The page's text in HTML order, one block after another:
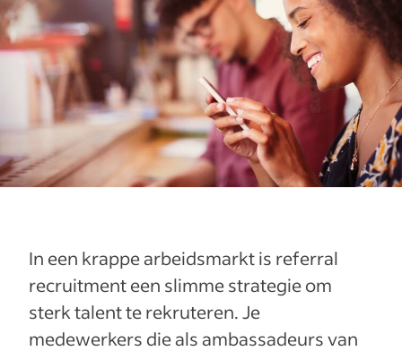
In een krappe arbeidsmarkt is referral
recruitment een slimme strategie om
sterk talent te rekruteren. Je
medewerkers die als ambassadeurs van